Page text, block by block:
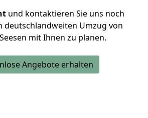
und kontaktieren Sie uns noch
deutschlandweiten Umzug von
mit Ihnen zu planen.
Angebote erhalten